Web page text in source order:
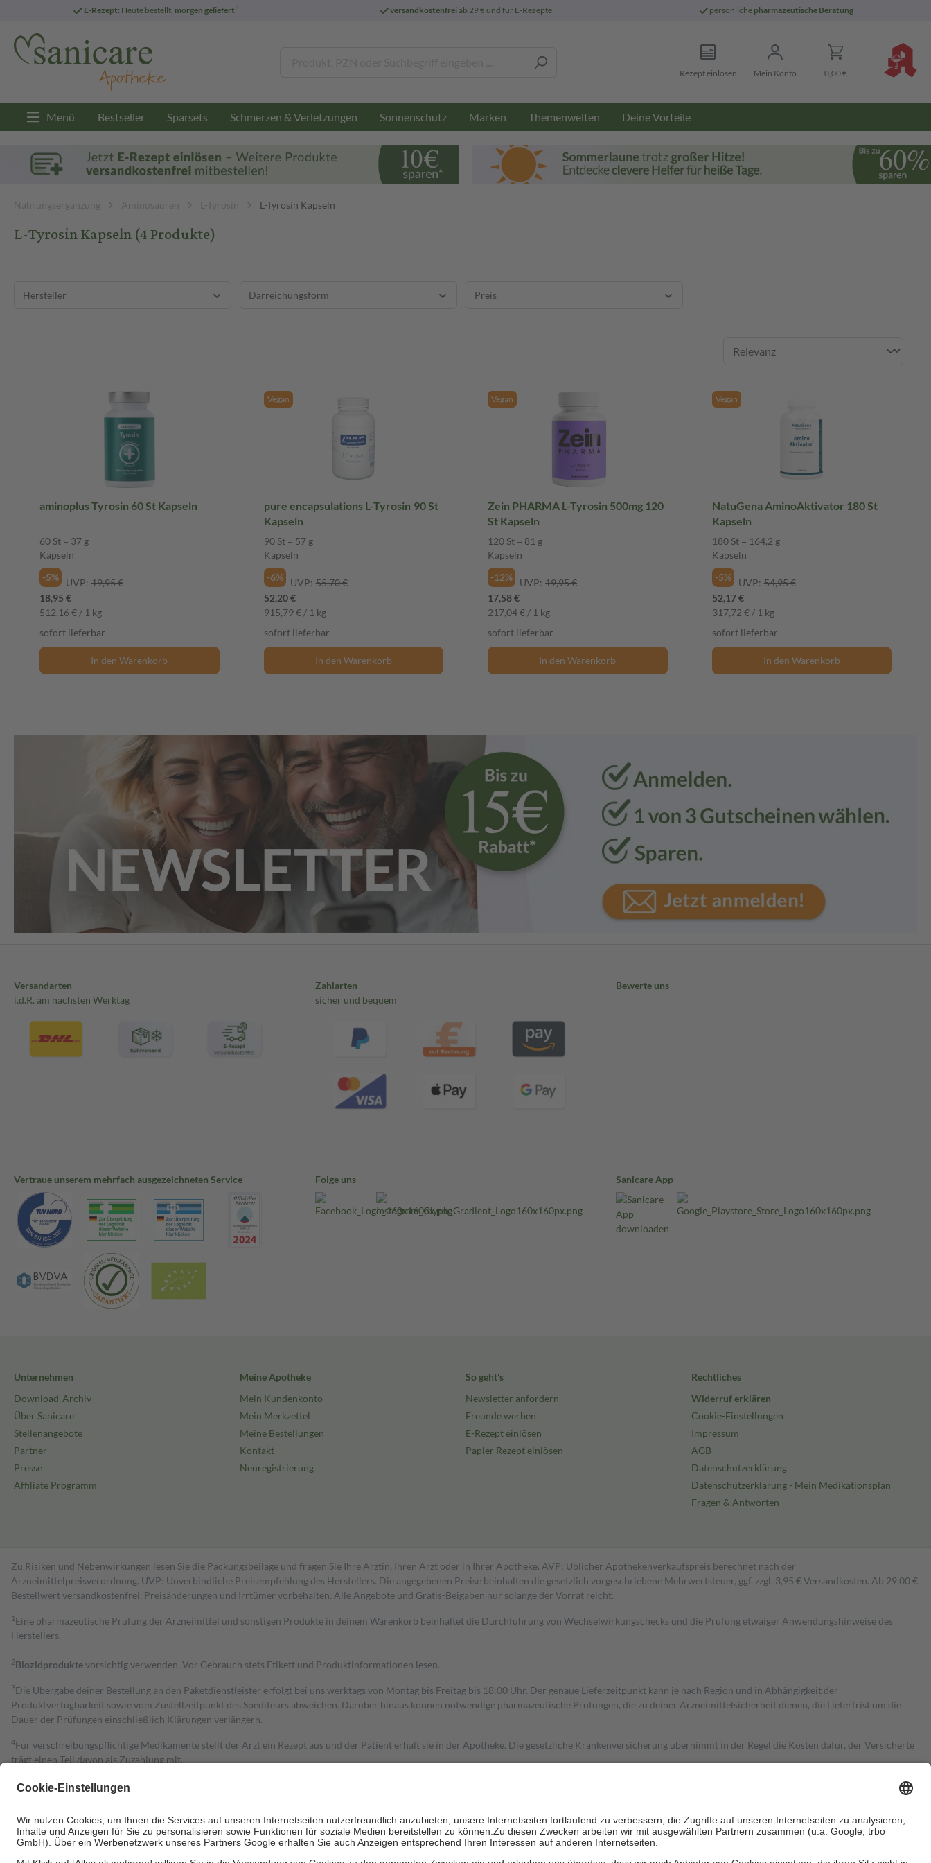
E-Rezept: Heute bestellt, morgen geliefert3 versandkostenfreiab 29 € und für E-Rezepte persönliche pharmazeutische Beratung
Rezept einlösen Mein Konto 0,00 €
Menü Bestseller Sparsets Schmerzen & Verletzungen Sonnenschutz Marken Themenwelten Deine Vorteile
Nahrungsergänzung Aminosäuren L-Tyrosin L-Tyrosin Kapseln
L-Tyrosin Kapseln(4 Produkte)
Hersteller Darreichungsform Preis
aminoplus Tyrosin 60 St Kapseln
60 St = 37 g
Kapseln
-5%
UVP: 19,95 €
18,95 €
512,16 € / 1 kg
sofort lieferbar
In den Warenkorb
Vegan
pure encapsulations L-Tyrosin 90 St
Kapseln
90 St = 57 g
Kapseln
-6%
UVP: 55,70 €
52,20 €
915,79 € / 1 kg
sofort lieferbar
In den Warenkorb
Vegan
Zein PHARMA L-Tyrosin 500mg 120
St Kapseln
120 St = 81 g
Kapseln
-12%
UVP: 19,95 €
17,58 €
217,04 € / 1 kg
sofort lieferbar
In den Warenkorb
Vegan
NatuGena AminoAktivator 180 St
Kapseln
180 St = 164,2 g
Kapseln
-5%
UVP: 54,95 €
52,17 €
317,72 € / 1 kg
sofort lieferbar
In den Warenkorb
Versandarten
i.d.R. am nächsten Werktag
Zahlarten
sicher und bequem
Bewerte uns
Vertraue unserem mehrfach ausgezeichneten Service Folge uns Sanicare App
Unternehmen
Download-Archiv
Über Sanicare
Stellenangebote
Partner
Presse
Affiliate Programm
Meine Apotheke
Mein Kundenkonto
Mein Merkzettel
Meine Bestellungen
Kontakt
Neuregistrierung
So geht's
Newsletter anfordern
Freunde werben
E-Rezept einlösen
Papier Rezept einlösen
Rechtliches
Widerruf erklären
Cookie-Einstellungen
Impressum
AGB
Datenschutzerklärung
Datenschutzerklärung - Mein Medikationsplan
Fragen & Antworten
Zu Risiken und Nebenwirkungen lesen Sie die Packungsbeilage und fragen Sie Ihre Ärztin, Ihren Arzt oder in Ihrer Apotheke. AVP: Üblicher Apothekenverkaufspreis berechnet nach der
Arzneimittelpreisverordnung. UVP: Unverbindliche Preisempfehlung des Herstellers. Die angegebenen Preise beinhalten die gesetzlich vorgeschriebene Mehrwertsteuer, ggf. zzgl. 3,95 € Versandkosten. Ab 29,00 €
Bestell­wert versand­kosten­frei. Preisänderungen und Irrtümer vorbehalten. Alle Angebote und Gratis-Beigaben nur solange der Vorrat reicht.
1 Eine pharmazeutische Prüfung der Arzneimittel und sonstigen Produkte in deinem Warenkorb beinhaltet die Durchführung von Wechselwirkungschecks und die Prüfung etwaiger Anwendungshinweise des
Herstellers.
2Biozidproduktevorsichtig verwenden. Vor Gebrauch stets Etikett und Produktinformationen lesen.
3Die Übergabe deiner Bestellung an den Paketdienstleister erfolgt bei uns werktags von Montag bis Freitag bis 18:00 Uhr. Der genaue Lieferzeitpunkt kann je nach Region und in Abhängigkeit der
Produktverfügbarkeit sowie vom Zustellzeitpunkt des Spediteurs abweichen. Darüber hinaus können notwendige pharmazeutische Prüfungen, die zu deiner Arzneimittelsicherheit dienen, die Lieferfrist um die
Dauer der Prüfungen einschließlich Klärungen verlängern.
4Für verschreibungspflichtige Medikamente stellt der Arzt ein Rezept aus und der Patient erhält sie in der Apotheke. Die gesetzliche Krankenversicherung übernimmt in der Regel die Kosten dafür, der Versicherte
trägt einen Teil davon als Zuzahlung mit.
zu entrichten.
Bei Heilmitteln und häuslicher Krankenpflege beträgt die Zuzahlung zehn Prozent der Kosten sowie zehn Euro je Verordnung.
Um das Engagement der Versicherten für ihre eigene Gesundheit zu stärken und die besondere Stellung der Familie zu unterstützen, fallenkeine Zuzahlungenan bei:
• Kindern und Jugendlichen bis zum vollendeten 18. Lebensjahr mit Ausnahme der Fahrkosten